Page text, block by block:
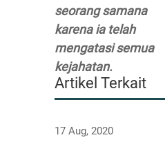
seorang samana
karena ia telah
mengatasi semua
kejahatan.
Artikel Terkait
17 Aug, 2020